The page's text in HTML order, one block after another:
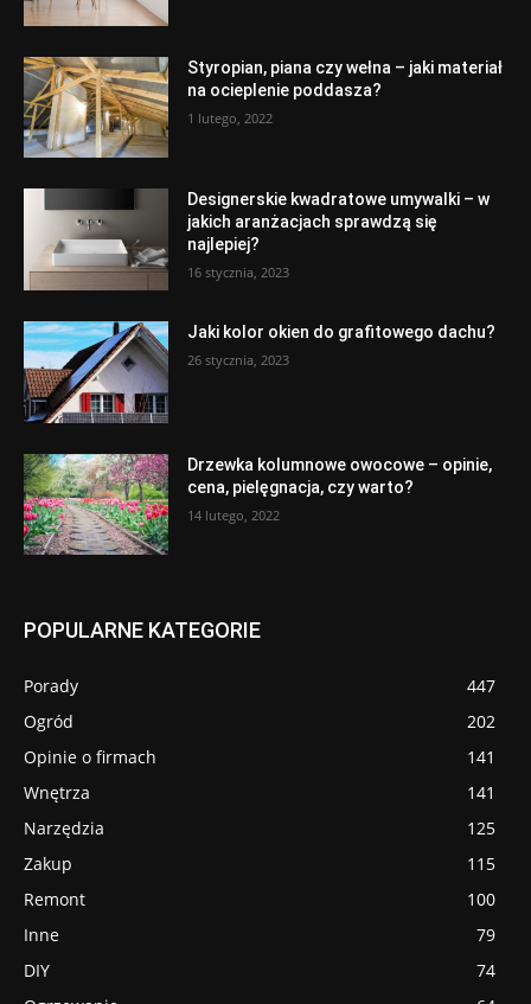
Styropian, piana czy wełna – jaki materiał
na ocieplenie poddasza?
1 lutego, 2022
Designerskie kwadratowe umywalki – w
jakich aranżacjach sprawdzą się
najlepiej?
16 stycznia, 2023
Jaki kolor okien do grafitowego dachu?
26 stycznia, 2023
Drzewka kolumnowe owocowe – opinie,
cena, pielęgnacja, czy warto?
14 lutego, 2022
POPULARNE KATEGORIE
Porady
447
Ogród
202
Opinie o firmach
141
Wnętrza
141
Narzędzia
125
Zakup
115
Remont
100
Inne
79
DIY
74